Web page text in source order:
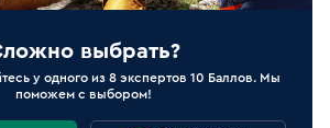
выбрать?
у одного из 8 экспертов 10 Баллов. Мы
поможем с выбором!